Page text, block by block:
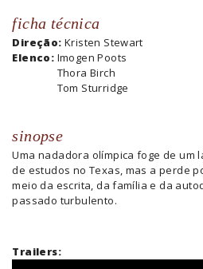
ficha técnica
Direção: Kristen Stewart
Elenco: Imogen Poots
Thora Birch
Tom Sturridge
sinopse
Uma nadadora olímpica foge de um
de estudos no Texas, mas a perde
meio da escrita, da família e da
passado turbulento.
Trailers: